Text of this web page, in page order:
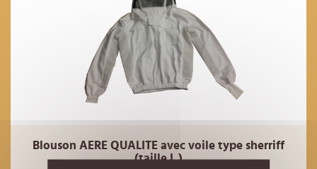
Blouson AERE QUALITE avec voile type sherriff
(taille L )